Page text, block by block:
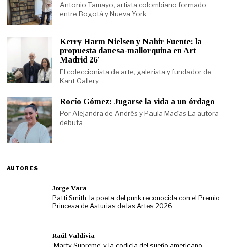
Antonio Tamayo, artista colombiano formado
entre Bogotá y Nueva York
Kerry Harm Nielsen y Nahir Fuente: la
propuesta danesa-mallorquina en Art
Madrid 26′
El coleccionista de arte, galerista y fundador de
Kant Gallery,
Rocío Gómez: Jugarse la vida a un órdago
Por Alejandra de Andrés y Paula Macías La autora
debuta
AUTORES
Jorge Vara
Patti Smith, la poeta del punk reconocida con el Premio
Princesa de Asturias de las Artes 2026
Raúl Valdivia
‘Marty Supreme’ y la codicia del sueño americano